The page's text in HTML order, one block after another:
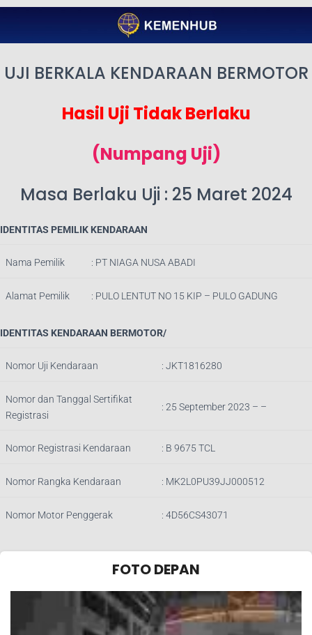
UJI BERKALA KENDARAAN BERMOTOR
Hasil Uji Tidak Berlaku
(Numpang Uji)
Masa Berlaku Uji : 25 Maret 2024
IDENTITAS PEMILIK KENDARAAN
Nama Pemilik : PT NIAGA NUSA ABADI
Alamat Pemilik : PULO LENTUT NO 15 KIP – PULO GADUNG
IDENTITAS KENDARAAN BERMOTOR/
Nomor Uji Kendaraan : JKT1816280
Nomor dan Tanggal Sertifikat
Registrasi
: 25 September 2023 – –
Nomor Registrasi Kendaraan : B 9675 TCL
Nomor Rangka Kendaraan : MK2L0PU39JJ000512
Nomor Motor Penggerak : 4D56CS43071
FOTO DEPAN